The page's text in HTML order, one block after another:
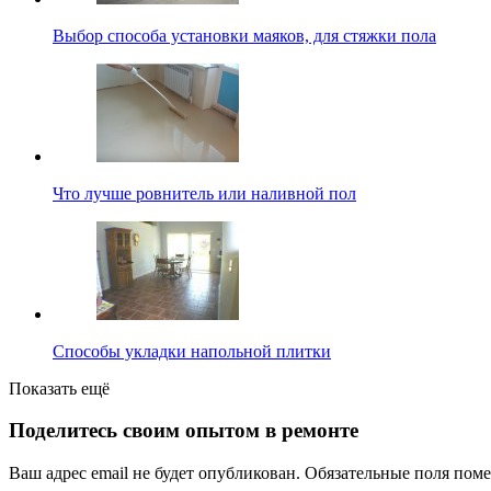
Выбор способа установки маяков, для стяжки пола
Что лучше ровнитель или наливной пол
Способы укладки напольной плитки
Показать ещё
Поделитесь своим опытом в ремонте
Ваш адрес email не будет опубликован. Обязательные поля